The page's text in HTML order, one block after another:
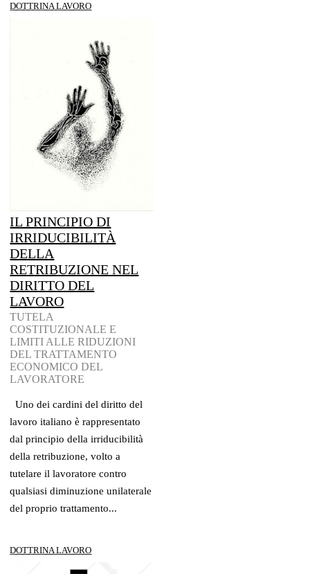
DOTTRINA LAVORO
IL PRINCIPIO DI
IRRIDUCIBILITÀ
DELLA
RETRIBUZIONE NEL
DIRITTO DEL
LAVORO
TUTELA
COSTITUZIONALE E
LIMITI ALLE RIDUZIONI
DEL TRATTAMENTO
ECONOMICO DEL
LAVORATORE
Uno dei cardini del diritto del
lavoro italiano è rappresentato
dal principio della irriducibilità
della retribuzione, volto a
tutelare il lavoratore contro
qualsiasi diminuzione unilaterale
del proprio trattamento...
DOTTRINA LAVORO